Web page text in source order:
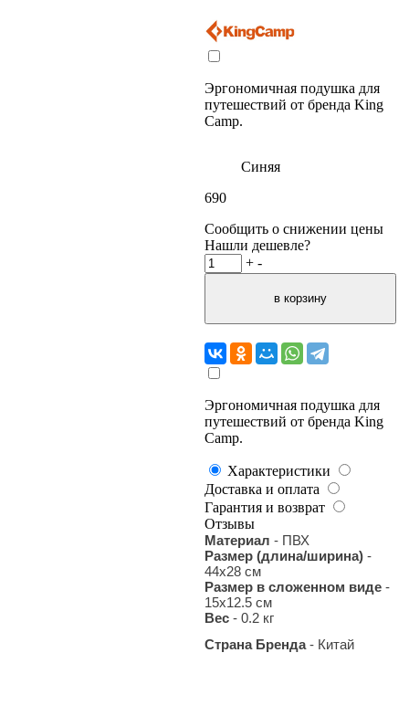
Эргономичная подушка для
путешествий от бренда King
Camp.
Синяя
690
Сообщить о снижении цены
Нашли дешевле?
+ -
Эргономичная подушка для
путешествий от бренда King
Camp.
Характеристики
Доставка и оплата
Гарантия и возврат
Отзывы
Материал - ПВХ
Размер (длина/ширина) -
44х28 см
Размер в сложенном виде -
15х12.5 см
Вес - 0.2 кг
Страна Бренда- Китай